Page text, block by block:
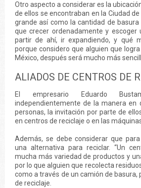
Otro aspecto a considerar es la
de ellos se encontraban en la Ciudad
grande así como la cantidad de basura
que crecer ordenadamente y
partir de ahí, ir expandiendo, y qué
porque considero que alguien que
México, después será mucho más
ALIADOS DE CENTROS DE
El empresario Eduardo
independientemente de la manera en
personas, la invitación por parte de
en centros de reciclaje o en las
Además, se debe considerar que
una alternativa para reciclar. “Un
mucha más variedad de productos y
por lo que alguien que recolecta
como a través de un camión de basura,
de reciclaje.